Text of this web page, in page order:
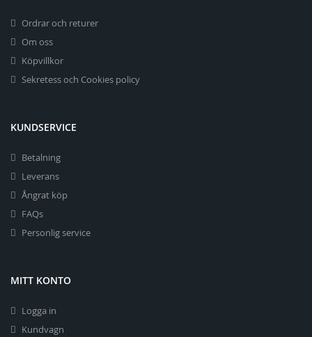
Ordrar och returer
Om oss
Köpvillkor
Sekretess och Cookies policy
KUNDSERVICE
Betalning
Leverans
Ångrat köp
FAQs
Personlig service
MITT KONTO
Logga in
Kundvagn